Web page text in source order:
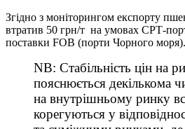
Згідно з моніторингом експорту
втратив 50 грн/т на умовах СРТ-
поставки FOB (порти Чорного моря).
NB: Стабільність цін на
пояснюється декількома
на внутрішньому ринку
корегуються у